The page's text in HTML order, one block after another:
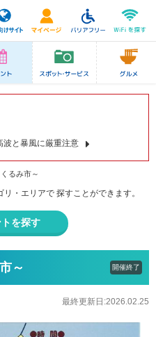
波と暴風に厳重注意
るみ市～
リ・エリアで 探すことができます。
を探す
～ 開催終了
最終更新日:2026.02.25